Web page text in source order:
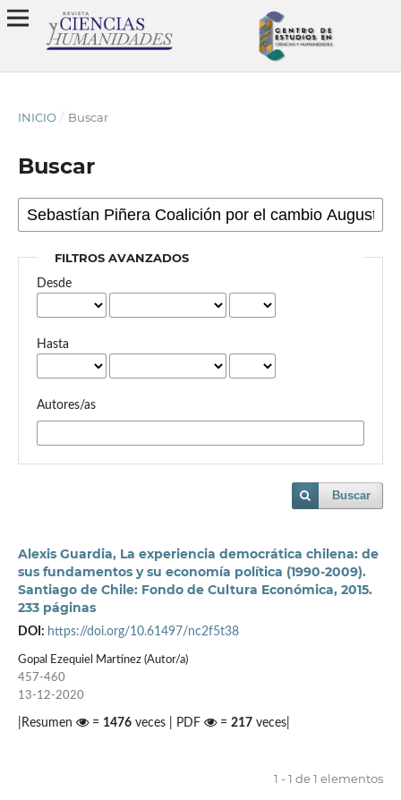
INICIO / Buscar
Buscar
FILTROS AVANZADOS
Desde
Hasta
Autores/as
Buscar
Alexis Guardia, La experiencia democrática chilena: de
sus fundamentos y su economía política (1990-2009).
Santiago de Chile: Fondo de Cultura Económica, 2015.
233 páginas
DOI: https://doi.org/10.61497/nc2f5t38
Gopal Ezequiel Martínez (Autor/a)
457-460
13-12-2020
|Resumen = 1476veces | PDF = 217veces|
1 - 1 de 1 elementos